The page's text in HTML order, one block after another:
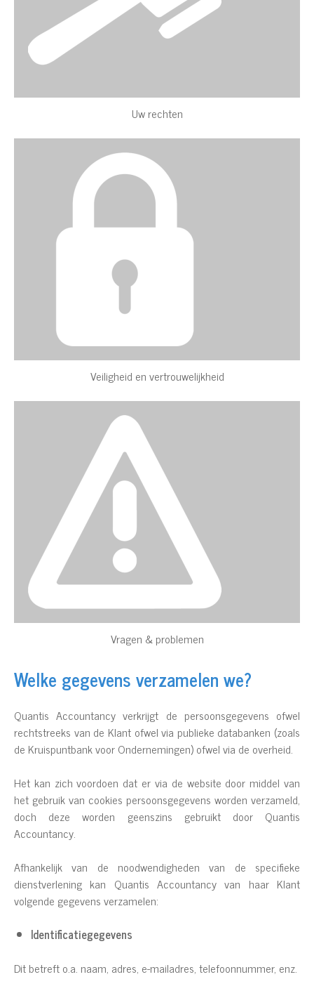
Uw rechten
Veiligheid en vertrouwelijkheid
Vragen & problemen
Welke gegevens verzamelen we?
Quantis Accountancy verkrijgt de persoonsgegevens ofwel
rechtstreeks van de Klant ofwel via publieke databanken (zoals
de Kruispuntbank voor Ondernemingen) ofwel via de overheid.
Het kan zich voordoen dat er via de website door middel van
het gebruik van cookies persoonsgegevens worden verzameld,
doch deze worden geenszins gebruikt door Quantis
Accountancy.
Afhankelijk van de noodwendigheden van de specifieke
dienstverlening kan Quantis Accountancy van haar Klant
volgende gegevens verzamelen:
Identificatiegegevens
Dit betreft o.a. naam, adres, e-mailadres, telefoonnummer, enz.